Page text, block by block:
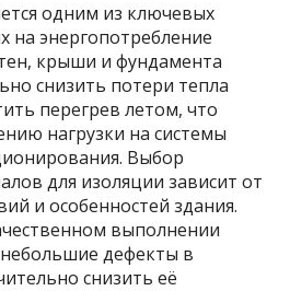
одним из ключевых
энергопотребление
крыши и фундамента
снизить потери тепла
перегрев летом, что
нагрузки на системы
Выбор
для изоляции зависит от
и особенностей здания.
выполнении
дефекты в
снизить её